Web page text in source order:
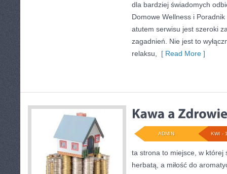
dla bardziej świadomych
Domowe Wellness i
atutem serwisu jest szeroki
zagadnień. Nie jest to
relaksu,
[ Read More ]
KWI -
ADMIN
ta strona to miejsce, w której
herbatą, a miłość do